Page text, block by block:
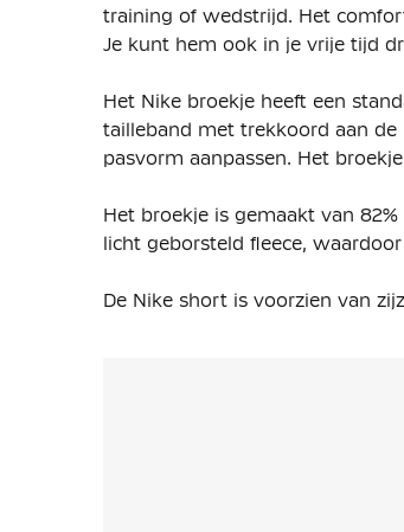
training of wedstrijd. Het
Je kunt hem ook in je vrije tijd
Het Nike broekje heeft een
tailleband met trekkoord aan
pasvorm aanpassen. Het
Het broekje is gemaakt van
licht geborsteld fleece,
De Nike short is voorzien van